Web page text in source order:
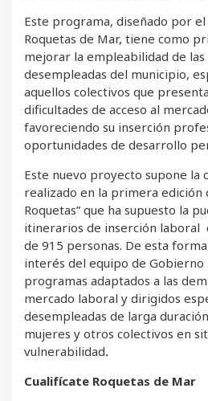
Este programa, diseñado por
Roquetas de Mar, tiene como
mejorar la empleabilidad de las
desempleadas del municipio,
aquellos colectivos que
dificultades de acceso al
favoreciendo su inserción
oportunidades de desarrollo
Este nuevo proyecto supone la
realizado en la primera edición
Roquetas” que ha supuesto la
itinerarios de inserción laboral
de 915 personas. De esta
interés del equipo de
programas adaptados a las
mercado laboral y dirigidos
desempleadas de larga
mujeres y otros colectivos en
vulnerabilidad.
Cualifícate Roquetas de Mar